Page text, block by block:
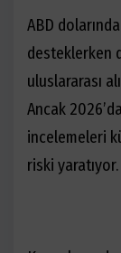
ABD
desteklerken
uluslararası
Ancak
incelemeleri
riski yaratıyor.